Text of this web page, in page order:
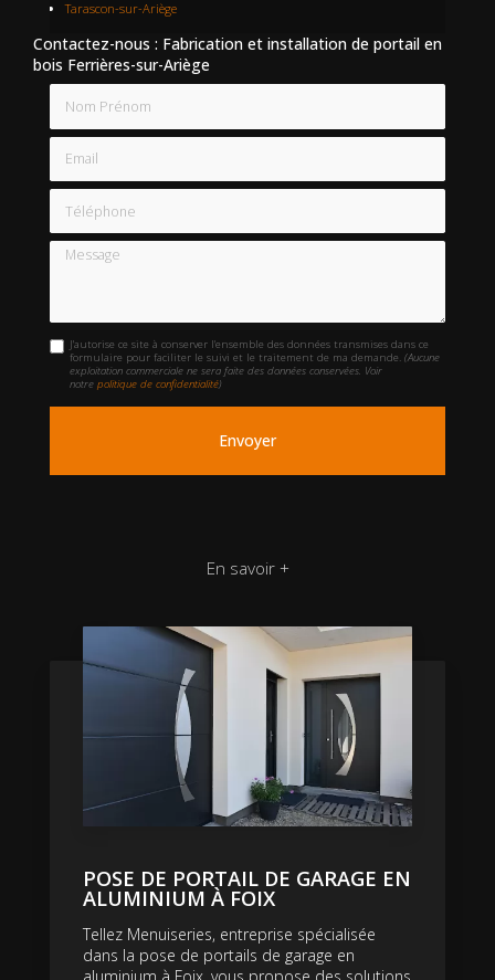
Tarascon-sur-Ariège
Contactez-nous : Fabrication et installation de portail en
bois Ferrières-sur-Ariège
Email
Téléphone
Message
J'autorise ce site à conserver l'ensemble des données transmises dans ce
formulaire pour faciliter le suivi et le traitement de ma demande.(Aucune
exploitation commerciale ne sera faite des données conservées. Voir
notrepolitique de confidentialité)
En savoir +
POSE DE PORTAIL DE GARAGE EN
ALUMINIUM À FOIX
Tellez Menuiseries, entreprise spécialisée
dans la pose de portails de garage en